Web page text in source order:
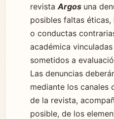
revista Argos una
posibles faltas
o conductas
académica
sometidos a
Las denuncias
mediante los canales
de la revista,
posible, de los